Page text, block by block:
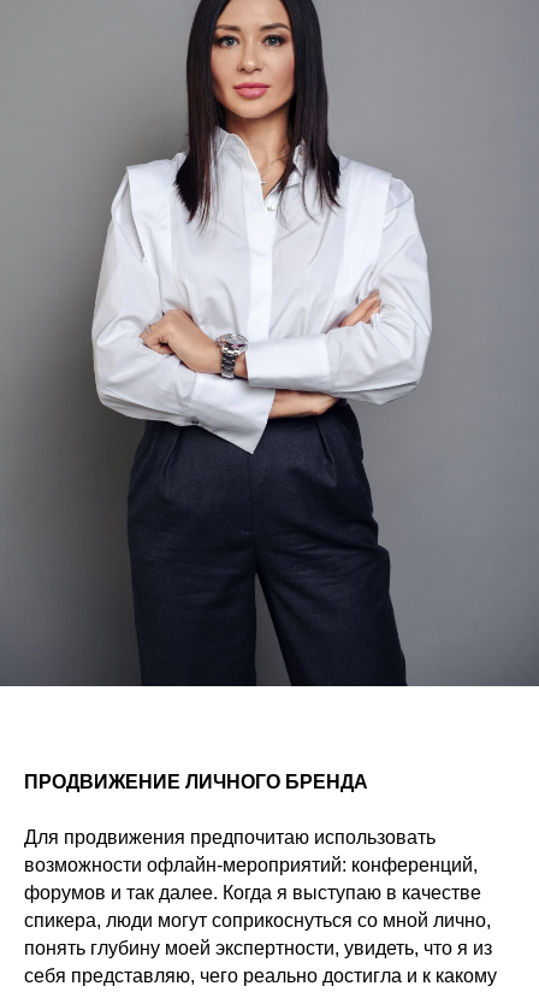
ПРОДВИЖЕНИЕ ЛИЧНОГО БРЕНДА
Для продвижения предпочитаю использовать
возможности офлайн-мероприятий: конференций,
форумов и так далее. Когда я выступаю в качестве
спикера, люди могут соприкоснуться со мной лично,
понять глубину моей экспертности, увидеть, что я из
себя представляю, чего реально достигла и к какому